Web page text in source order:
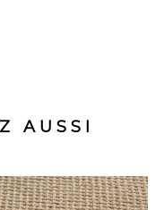
AUSSI